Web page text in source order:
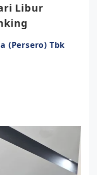
Libur
(Persero) Tbk